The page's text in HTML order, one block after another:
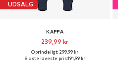
UDSALG
KAPPA
239,99 kr
Oprindeligt: 299,99 kr
Sidste laveste pris:191,99 kr